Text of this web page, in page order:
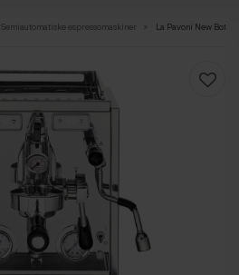
Semiautomatiske espressomaskiner La Pavoni New